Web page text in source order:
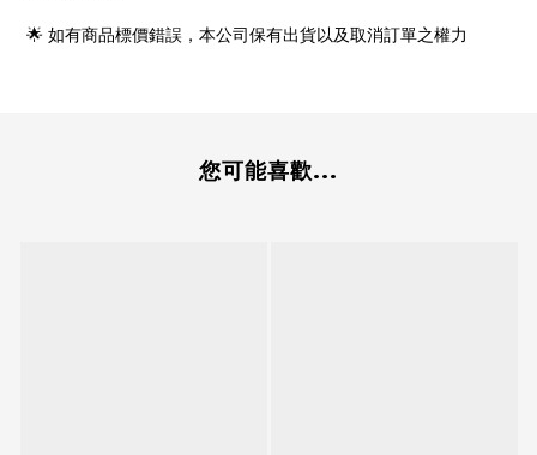
🌟 如有商品標價錯誤，本公司保有出貨以及取消訂單之權力
您可能喜歡...